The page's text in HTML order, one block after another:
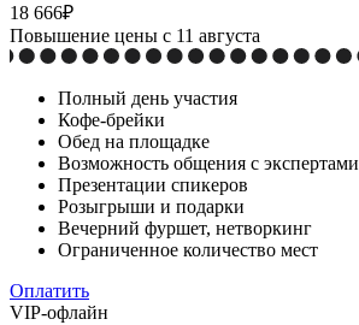
18 666₽
Повышение цены с 11 августа
Полный день участия
Кофе-брейки
Обед на площадке
Возможность общения с экспертами
Презентации спикеров
Розыгрыши и подарки
Вечерний фуршет, нетворкинг
Ограниченное количество мест
Оплатить
VIP-офлайн